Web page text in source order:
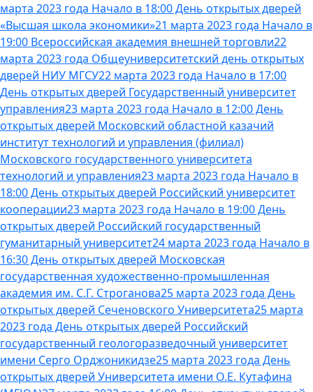
марта 2023 года Начало в 18:00 День открытых дверей
«Высшая школа экономики»21 марта 2023 года Начало в
19:00 Всероссийская академия внешней торговли22
марта 2023 года Общеуниверситетский день открытых
дверей НИУ МГСУ22 марта 2023 года Начало в 17:00
День открытых дверей Государственный университет
управления23 марта 2023 года Начало в 12:00 День
открытых дверей Московский областной казачий
институт технологий и управления (филиал)
Московского государственного университета
технологий и управления23 марта 2023 года Начало в
18:00 День открытых дверей Российский университет
кооперации23 марта 2023 года Начало в 19:00 День
открытых дверей Российский государственный
гуманитарный университет24 марта 2023 года Начало в
16:30 День открытых дверей Московская
государственная художественно-промышленная
академия им. С.Г. Строганова25 марта 2023 года День
открытых дверей Сеченовского Университета25 марта
2023 года День открытых дверей Российский
государственный геологоразведочный университет
имени Серго Орджоникидзе25 марта 2023 года День
открытых дверей Университета имени О.Е. Кутафина